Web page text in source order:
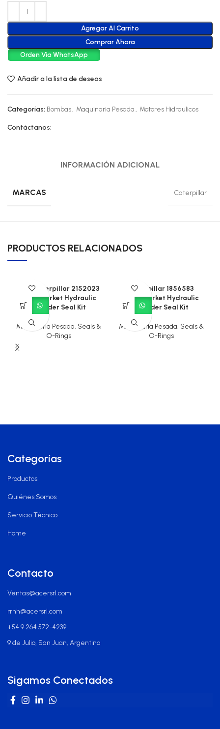
Agregar Al Carrito
Comprar Ahora
Orden Vía WhatsApp
Añadir a la lista de deseos
Categorías: Bombas, Maquinaria Pesada , Motores Hidraulicos
Contáctanos:
INFORMACIÓN ADICIONAL
MARCAS Caterpillar
PRODUCTOS RELACIONADOS
CAT Caterpillar 2152023
Aftermarket Hydraulic
Cylinder Seal Kit
Maquinaria Pesada, Seals &
O-Rings
Caterpillar 1856583
Aftermarket Hydraulic
Cylinder Seal Kit
Maquinaria Pesada, Seals &
O-Rings
Categorías
Productos
Quiénes Somos
Servicio Técnico
Home
Contacto
Ventas@acersrl.com
rrhh@acersrl.com
+54 9 264 572-4239
9 de Julio, San Juan, Argentina
Sigamos Conectados